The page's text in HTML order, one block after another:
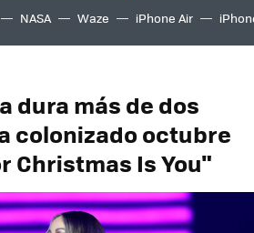
NASA Waze iPhone Air
dura más de dos
colonizado octubre
Christmas Is You"